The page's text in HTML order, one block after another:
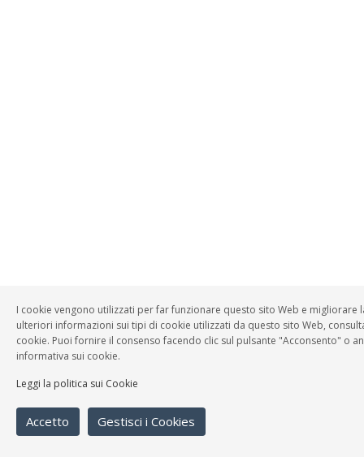
I cookie vengono utilizzati per far funzionare questo sito Web e migliorare
ulteriori informazioni sui tipi di cookie utilizzati da questo sito Web,
cookie. Puoi fornire il consenso facendo clic sul pulsante "Acconsento" o
informativa sui cookie.
Leggi la politica sui Cookie
Accetto Gestisci i Cookies